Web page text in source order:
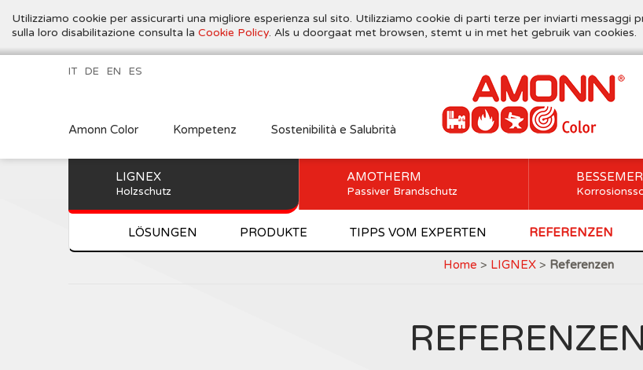
Utilizziamo cookie per assicurarti una migliore esperienza sul sito. Utilizziamo cookie di parti terze per inviarti messaggi
sulla loro disabilitazione consulta la Cookie Policy. Als u doorgaat met browsen, stemt u in met het gebruik van cookies.
Amonn Color Kompetenz Sostenibilità e Salubrità
IT DE EN ES
LIGNEX
Holzschutz
LÖSUNGEN PRODUKTE TIPPS VOM EXPERTEN REFERENZEN
AMOTHERM
Passiver Brandschutz
BESSEMER
Home > LIGNEX> Referenzen
REFERENZEN